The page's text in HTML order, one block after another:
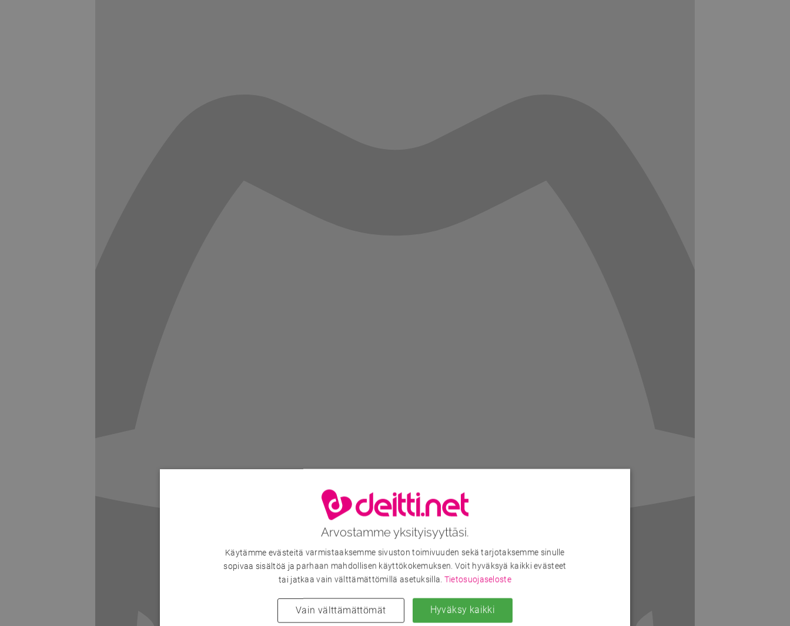
Arvostamme yksityisyyttäsi.
Käytämme evästeitä varmistaaksemme sivuston toimivuuden sekä tarjotaksemme sinulle
sopivaa sisältöä ja parhaan mahdollisen käyttökokemuksen. Voit hyväksyä kaikki evästeet
tai jatkaa vain välttämättömillä asetuksilla. Tietosuojaseloste
Hyväksy kaikki
Vain välttämättömät